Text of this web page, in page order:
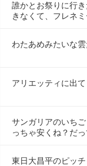
誰かとお祭りに行
きなくて、フレネ
わたあめみたいな
アリエッティに出
サンガリアのいち
っちゃ安くね？だっ
東日大昌平のピッ